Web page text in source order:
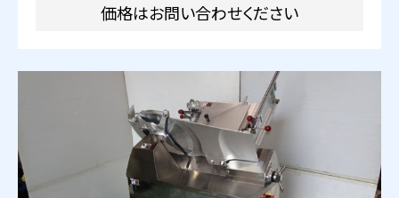
価格はお問い合わせください